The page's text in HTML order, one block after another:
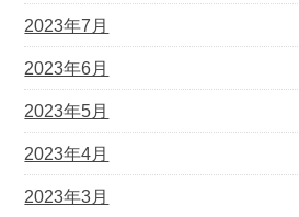
2023年7月
2023年6月
2023年5月
2023年4月
2023年3月